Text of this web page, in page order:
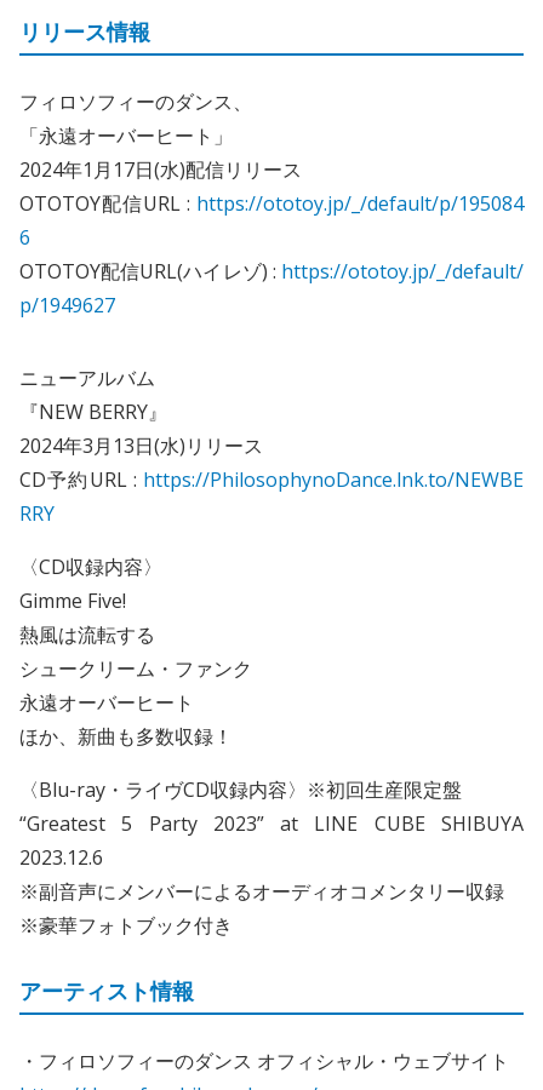
リリース情報
フィロソフィーのダンス、
「永遠オーバーヒート」
2024年1月17日(水)配信リリース
OTOTOY配信URL : https://ototoy.jp/_/default/p/195084
6
OTOTOY配信URL(ハイレゾ) : https://ototoy.jp/_/default/
p/1949627
ニューアルバム
『NEW BERRY』
2024年3月13日(水)リリース
CD予約URL : https://PhilosophynoDance.lnk.to/NEWBE
RRY
〈CD収録内容〉
Gimme Five!
熱風は流転する
シュークリーム・ファンク
永遠オーバーヒート
ほか、新曲も多数収録！
〈Blu-ray・ライヴCD収録内容〉※初回生産限定盤
“Greatest 5 Party 2023” at LINE CUBE SHIBUYA
2023.12.6
※副音声にメンバーによるオーディオコメンタリー収録
※豪華フォトブック付き
アーティスト情報
・フィロソフィーのダンス オフィシャル・ウェブサイト